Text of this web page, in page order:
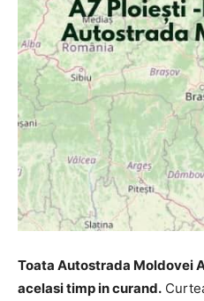
Toata Autostrada Moldovei
acelasi timp in curand.